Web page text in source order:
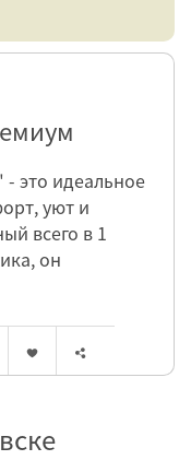
это идеальное
уют и
всего в 1
он